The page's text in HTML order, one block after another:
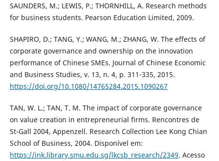
SAUNDERS, M.; LEWIS, P.; THORNHILL, A. Research methods
for business students. Pearson Education Limited, 2009.
SHAPIRO, D.; TANG, Y.; WANG, M.; ZHANG, W. The effects of
corporate governance and ownership on the innovation
performance of Chinese SMEs. Journal of Chinese Economic
and Business Studies, v. 13, n. 4, p. 311-335, 2015.
https://doi.org/10.1080/14765284.2015.1090267
TAN, W. L.; TAN, T. M. The impact of corporate governance
on value creation in entrepreneurial firms. Rencontres de
St-Gall 2004, Appenzell. Research Collection Lee Kong Chian
School of Business, 2004. Disponível em:
https://ink.library.smu.edu.sg/lkcsb_research/2349. Acesso